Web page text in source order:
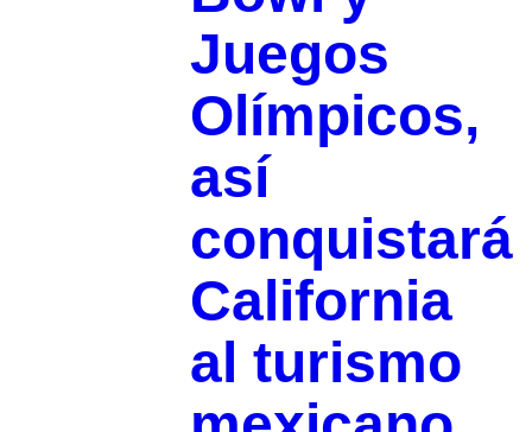
Juegos
Olímpicos,
así
conquistará
California
al turismo